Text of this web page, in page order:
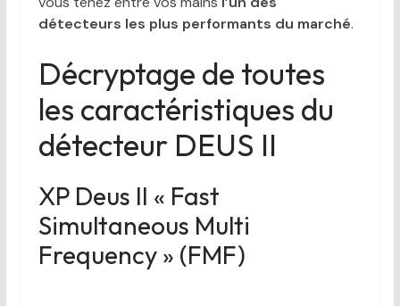
détecteurs les plus performants du marché.
Décryptage de toutes
les caractéristiques du
détecteur DEUS II
XP Deus II « Fast
Simultaneous Multi
Frequency » (FMF)